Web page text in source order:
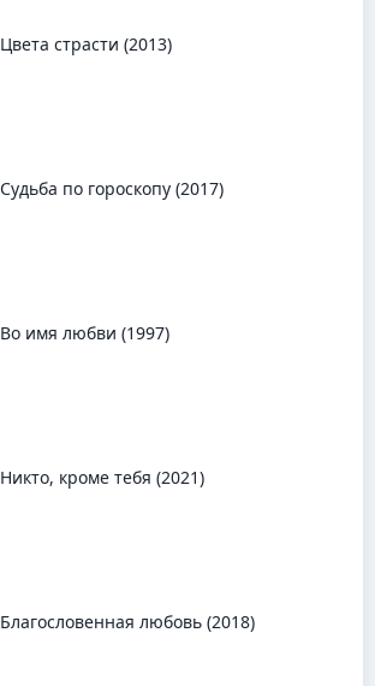
Цвета страсти (2013)
Судьба по гороскопу (2017)
Во имя любви (1997)
Никто, кроме тебя (2021)
Благословенная любовь (2018)